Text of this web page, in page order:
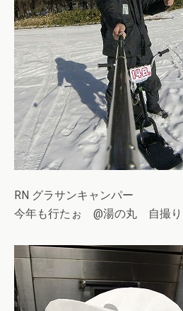
RN グラサンキャンパー
今年も行たぉ @湯の丸 自撮り